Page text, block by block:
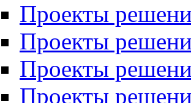
Проекты
Проекты
Проекты
Проекты